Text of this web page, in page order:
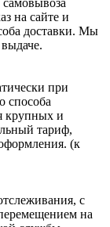
на сайте и
доставки. Мы
при
способа
крупных и
тариф,
(к
с
на